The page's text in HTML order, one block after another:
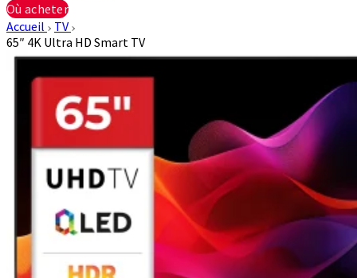
Où acheter
Accueil
TV
65″ 4K Ultra HD Smart TV